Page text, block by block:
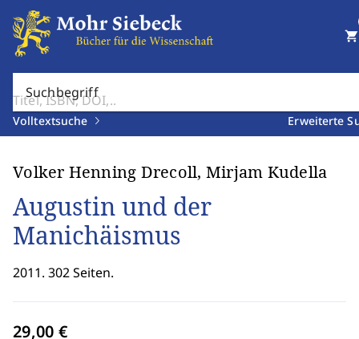
Suchbegriff
Volltextsuche Erweiterte
shopping_cart
Volker Henning Drecoll, Mirjam Kudella
Augustin und der
Manichäismus
2011. 302 Seiten.